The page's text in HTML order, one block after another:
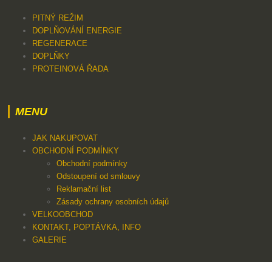
PITNÝ REŽIM
DOPLŇOVÁNÍ ENERGIE
REGENERACE
DOPLŇKY
PROTEINOVÁ ŘADA
MENU
JAK NAKUPOVAT
OBCHODNÍ PODMÍNKY
Obchodní podmínky
Odstoupení od smlouvy
Reklamační list
Zásady ochrany osobních údajů
VELKOOBCHOD
KONTAKT, POPTÁVKA, INFO
GALERIE